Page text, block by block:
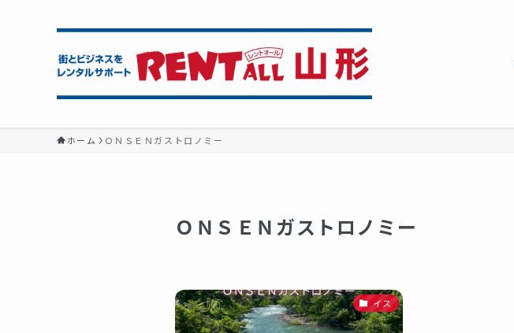
ホーム ＯＮＳＥＮガストロノミー
ＯＮＳＥＮガストロノミー
イス